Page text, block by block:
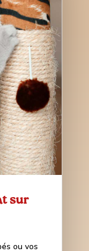
sur
ou vos